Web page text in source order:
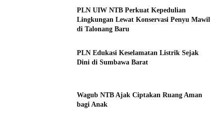
PLN UIW NTB Perkuat Kepedulian
Lingkungan Lewat Konservasi Penyu Mawil
di Talonang Baru
PLN Edukasi Keselamatan Listrik Sejak
Dini di Sumbawa Barat
Wagub NTB Ajak Ciptakan Ruang Aman
bagi Anak